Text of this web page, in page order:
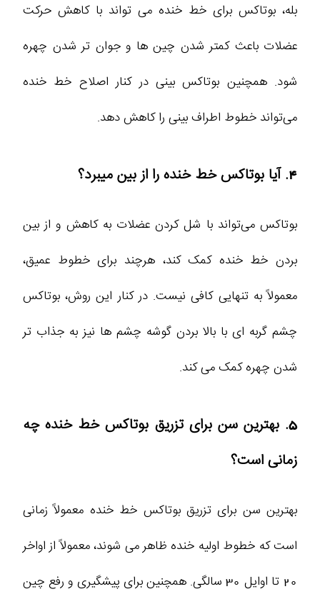
بله، بوتاکس برای خط خنده می‌ تواند با کاهش حرکت
عضلات باعث کمتر شدن چین‌ ها و جوان‌ تر شدن چهره
شود. همچنین بوتاکس بینی در کنار اصلاح خط خنده
می‌تواند خطوط اطراف بینی را کاهش دهد.
4. آیا بوتاکس خط خنده را از بین میبرد؟
بوتاکس می‌تواند با شل کردن عضلات به کاهش و از بین
بردن خط خنده کمک کند، هرچند برای خطوط عمیق،
معمولاً به تنهایی کافی نیست. در کنار این روش، بوتاکس
چشم گربه‌ ای با بالا بردن گوشه چشم‌ ها نیز به جذاب‌ تر
شدن چهره کمک می‌ کند.
5. بهترین سن برای تزریق بوتاکس خط خنده چه
زمانی است؟
بهترین سن برای تزریق بوتاکس خط خنده معمولاً زمانی
است که خطوط اولیه خنده ظاهر می‌ شوند، معمولاً از اواخر
20 تا اوایل 30 سالگی. همچنین برای پیشگیری و رفع چین‌